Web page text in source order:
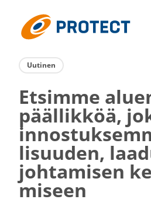
suoraan
sisältöön
Protect
Uutinen
Etsimme
pääl­likköä,
li­suuden,
johta­misen
miseen